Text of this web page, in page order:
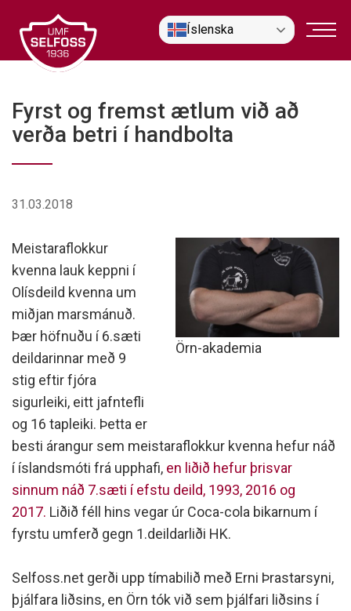
efni
Íslenska
Fyrst og fremst ætlum við að
verða betri í handbolta
31.03.2018
Örn-akademia
Meistaraflokkur
kvenna lauk keppni í
Olísdeild kvenna um
miðjan marsmánuð.
Þær höfnuðu í 6.sæti
deildarinnar með 9
stig eftir fjóra
sigurleiki, eitt jafntefli
og 16 tapleiki. Þetta er
besti árangur sem meistaraflokkur kvenna hefur náð
í íslandsmóti frá upphafi, en liðið hefur þrisvar
sinnum náð 7.sæti í efstu deild, 1993, 2016 og
2017. Liðið féll hins vegar úr Coca-cola bikarnum í
fyrstu umferð gegn 1.deildarliði HK.
Selfoss.net gerði upp tímabilið með Erni Þrastarsyni,
þjálfara liðsins, en Örn tók við sem þjálfari liðsins í